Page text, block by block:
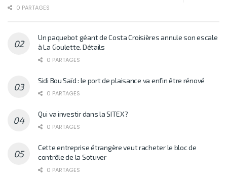
0 PARTAGES
Un paquebot géant de Costa Croisières annule son escale
à La Goulette. Détails
0 PARTAGES
Sidi Bou Saïd : le port de plaisance va enfin être rénové
0 PARTAGES
Qui va investir dans la SITEX?
0 PARTAGES
Cette entreprise étrangère veut racheter le bloc de
contrôle de la Sotuver
0 PARTAGES